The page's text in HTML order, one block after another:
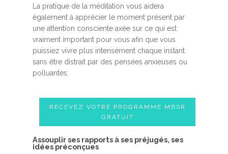
La pratique de la méditation vous aidera
également à apprécier le moment présent par
une attention consciente axée sur ce qui est
vraiment important pour vous afin que vous
puissiez vivre plus intensément chaque instant
sans être distrait par des pensées anxieuses ou
polluantes.
RECEVEZ VOTRE PROGRAMME MBSR
GRATUIT
Assouplir ses rapports à ses préjugés, ses
idées préconçues